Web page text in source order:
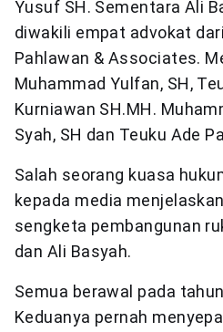
Yusuf SH. Sementara Ali
diwakili empat advokat
Pahlawan & Associates.
Muhammad Yulfan, SH,
Kurniawan SH.MH.
Syah, SH dan Teuku Ade
Salah seorang kuasa
kepada media
sengketa pembangunan
dan Ali Basyah.
Semua berawal pada
Keduanya pernah